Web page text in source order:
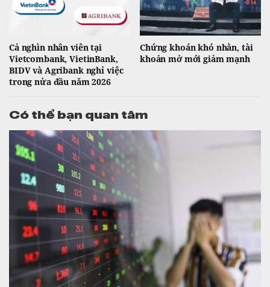
Cả nghìn nhân viên tại
Vietcombank, VietinBank,
BIDV và Agribank nghỉ việc
trong nửa đầu năm 2026
Chứng khoán khó nhằn, tài
khoản mở mới giảm mạnh
Có thể bạn quan tâm